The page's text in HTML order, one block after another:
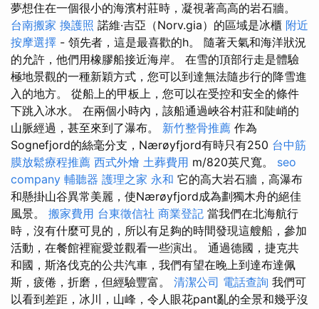
夢想住在一個很小的海濱村莊時，凝視著高高的岩石牆。
台南搬家 換護照 諾維·吉亞（Norv.gia）的區域是冰櫃 附近
按摩選擇 - 領先者，這是最喜歡的h。 隨著天氣和海洋狀況
的允許，他們用橡膠船接近海岸。 在雪的頂部行走是體驗
極地景觀的一種新穎方式，您可以到達無法隨步行的降雪進
入的地方。 從船上的甲板上，您可以在受控和安全的條件
下跳入冰水。 在兩個小時內，該船通過峽谷村莊和陡峭的
山脈經過，甚至來到了瀑布。 新竹整骨推薦 作為
Sognefjord的絲毫分支，Nærøyfjord有時只有250 台中筋
膜放鬆療程推薦 西式外燴 土葬費用 m/820英尺寬。 seo
company 輔聽器 護理之家 永和 它的高大岩石牆，高瀑布
和懸掛山谷異常美麗，使Nærøyfjord成為劃獨木舟的絕佳
風景。 搬家費用 台東徵信社 商業登記 當我們在北海航行
時，沒有什麼可見的，所以有足夠的時間發現這艘船，參加
活動，在餐館裡寵愛並觀看一些演出。 通過德國，捷克共
和國，斯洛伐克的公共汽車，我們有望在晚上到達布達佩
斯，疲倦，折磨，但經驗豐富。 清潔公司 電話查詢 我們可
以看到差距，冰川，山峰，令人眼花pant亂的全景和幾乎沒